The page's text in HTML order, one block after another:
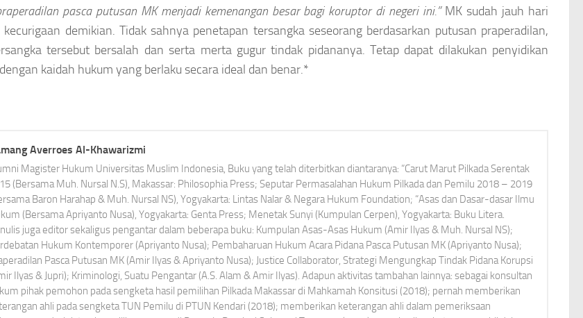
pasca putusan MK menjadi kemenangan besar bagi koruptor di negeri ini.”MK sudah jauh hari
demikian. Tidak sahnya penetapan tersangka seseorang berdasarkan putusan praperadilan,
tersebut bersalah dan serta merta gugur tindak pidananya. Tetap dapat dilakukan penyidikan
kaidah hukum yang berlaku secara ideal dan benar.*
Averroes Al-Khawarizmi
Magister Hukum Universitas Muslim Indonesia, Buku yang telah diterbitkan diantaranya: “Carut Marut Pilkada Serentak
(Bersama Muh. Nursal N.S), Makassar: Philosophia Press; Seputar Permasalahan Hukum Pilkada dan Pemilu 2018 – 2019
Baron Harahap & Muh. Nursal NS), Yogyakarta: Lintas Nalar & Negara Hukum Foundation; “Asas dan Dasar-dasar Ilmu
(Bersama Apriyanto Nusa), Yogyakarta: Genta Press; Menetak Sunyi (Kumpulan Cerpen), Yogyakarta: Buku Litera.
juga editor sekaligus pengantar dalam beberapa buku: Kumpulan Asas-Asas Hukum (Amir Ilyas & Muh. Nursal NS);
Hukum Kontemporer (Apriyanto Nusa); Pembaharuan Hukum Acara Pidana Pasca Putusan MK (Apriyanto Nusa);
Pasca Putusan MK (Amir Ilyas & Apriyanto Nusa); Justice Collaborator, Strategi Mengungkap Tindak Pidana Korupsi
Ilyas & Jupri); Kriminologi, Suatu Pengantar (A.S. Alam & Amir Ilyas). Adapun aktivitas tambahan lainnya: sebagai konsultan
pihak pemohon pada sengketa hasil pemilihan Pilkada Makassar di Mahkamah Konsitusi (2018); pernah memberikan
ahli pada sengketa TUN Pemilu di PTUN Kendari (2018); memberikan keterangan ahli dalam pemeriksaan